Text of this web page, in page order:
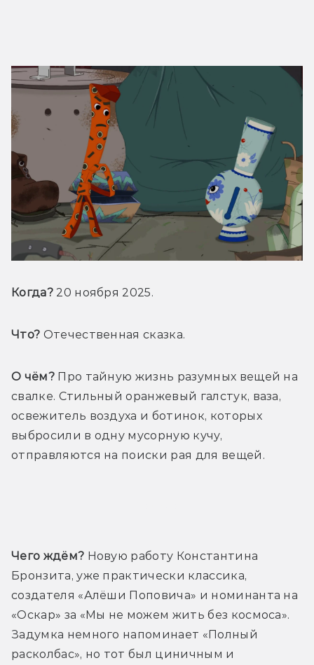
Когда? 20 ноября 2025.
Что? Отечественная сказка.
О чём? Про тайную жизнь разумных вещей на
свалке. Стильный оранжевый галстук, ваза,
освежитель воздуха и ботинок, которых
выбросили в одну мусорную кучу,
отправляются на поиски рая для вещей.
Чего ждём? Новую работу Константина
Бронзита, уже практически классика,
создателя «Алёши Поповича» и номинанта на
«Оскар» за «Мы не можем жить без космоса».
Задумка немного напоминает «Полный
расколбас», но тот был циничным и